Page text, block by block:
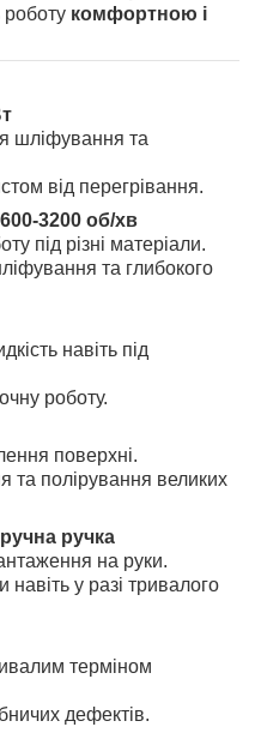
роботу комфортною і
шліфування та
від перегрівання.
3200 об/хв
під різні матеріали.
та глибокого
навіть під
роботу.
поверхні.
та полірування великих
ручка
на руки.
навіть у разі тривалого
терміном
дефектів.